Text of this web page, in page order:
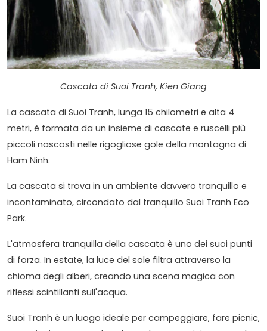
Cascata di Suoi Tranh, Kien Giang
La cascata di Suoi Tranh, lunga 15 chilometri e alta 4
metri, è formata da un insieme di cascate e ruscelli più
piccoli nascosti nelle rigogliose gole della montagna di
Ham Ninh.
La cascata si trova in un ambiente davvero tranquillo e
incontaminato, circondato dal tranquillo Suoi Tranh Eco
Park.
L'atmosfera tranquilla della cascata è uno dei suoi punti
di forza. In estate, la luce del sole filtra attraverso la
chioma degli alberi, creando una scena magica con
riflessi scintillanti sull'acqua.
Suoi Tranh è un luogo ideale per campeggiare, fare picnic,